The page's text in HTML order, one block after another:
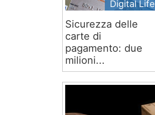
Digital Life
Sicurezza delle
carte di
pagamento: due
milioni...